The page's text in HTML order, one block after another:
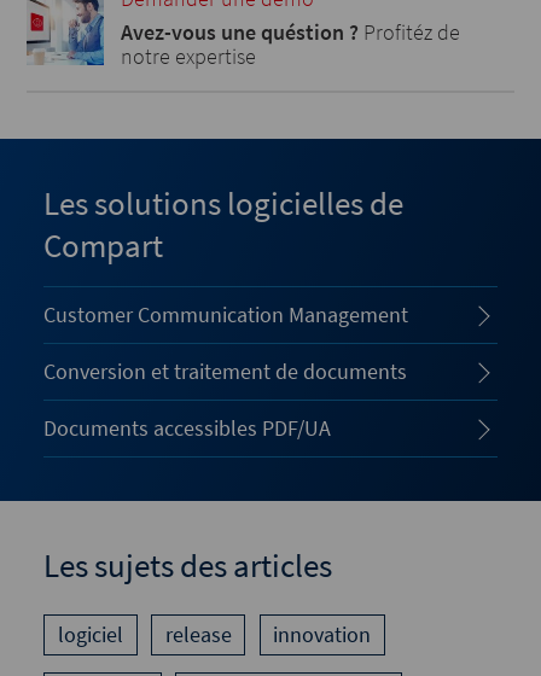
Avez-vous une quéstion ? Profitéz de
notre expertise
Les solutions logicielles de
Compart
Customer Communication Management
Conversion et traitement de documents
Documents accessibles PDF/UA
Les sujets des articles
logiciel release innovation